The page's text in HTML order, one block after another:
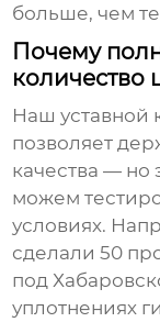
больше, чем
Почему
количество
Наш уставной
позволяет
качества — но
можем
условиях.
сделали 50
под
уплотнениях